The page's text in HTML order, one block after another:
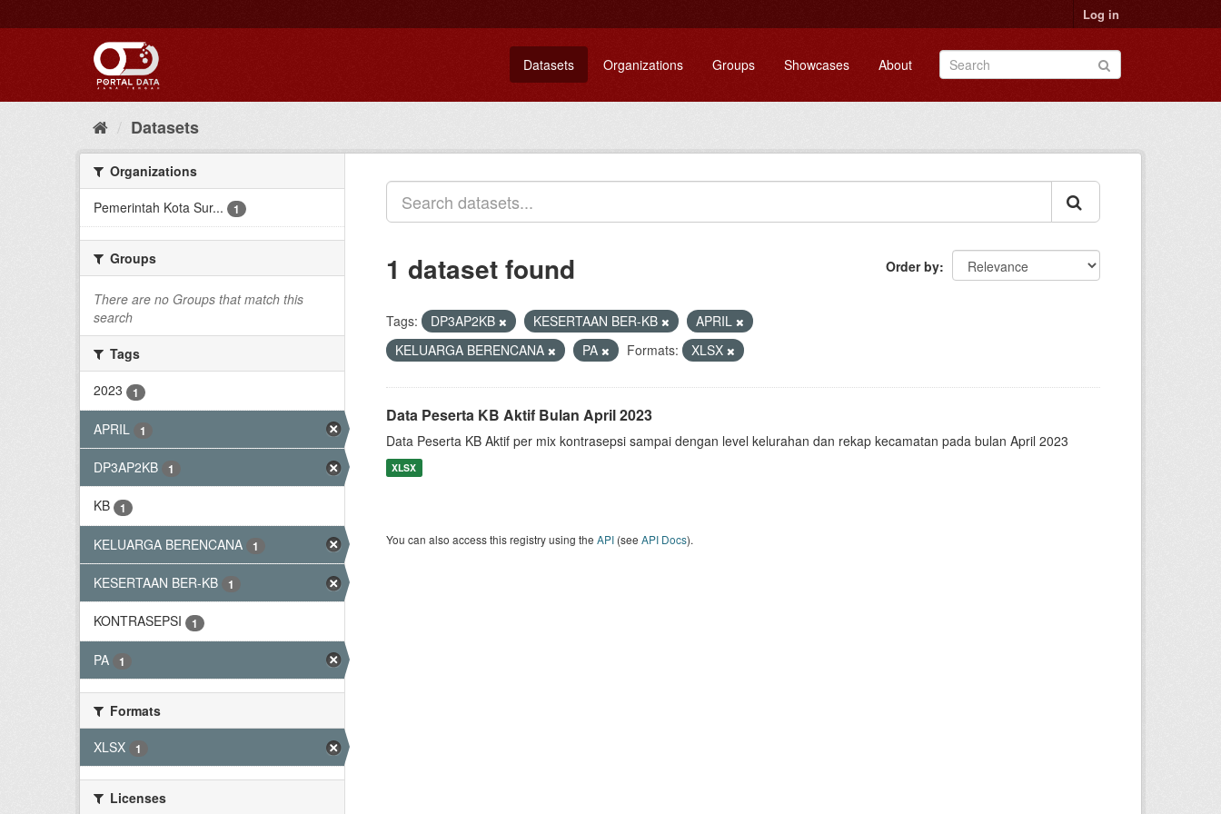
to
Log in
Datasets Organizations Groups Showcases About
Datasets
Organizations
Pemerintah Kota Sur...
1
Groups
There are no Groups that match this
search
Tags
2023
1
APRIL 1
DP3AP2KB 1
KB 1
KELUARGA BERENCANA 1
KESERTAAN BER-KB 1
KONTRASEPSI 1
PA 1
Formats
XLSX
1
Licenses
Order by
1 dataset found
Tags: DP3AP2KB KESERTAAN BER-KB
APRIL
KELUARGA BERENCANA
PA Formats: XLSX
Data Peserta KB Aktif Bulan April 2023
Data Peserta KB Aktif per mix kontrasepsi sampai dengan level kelurahan dan rekap kecamatan pada bulan April 2023
XLSX
You can also access this registry using the API (see API Docs).